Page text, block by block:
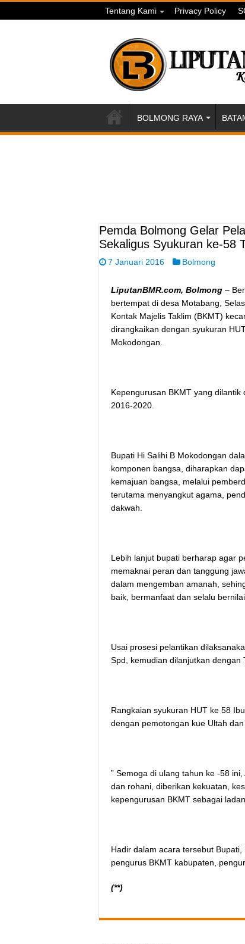
Tentang Kami Privacy Policy
BOLMONG RAYA
Pemda Bolmong Gelar
Sekaligus Syukuran ke-58
7 Januari 2016 Bolmong
LiputanBMR.com, Bolmong –
bertempat di desa Motabang,
Kontak Majelis Taklim (BKMT)
dirangkaikan dengan syukuran
Mokodongan.
Kepengurusan BKMT yang
2016-2020.
Bupati Hi Salihi B Mokodongan
komponen bangsa, diharapkan
kemajuan bangsa, melalui
terutama menyangkut agama,
dakwah.
Lebih lanjut bupati berharap agar
memaknai peran dan tanggung
dalam mengemban amanah,
baik, bermanfaat dan selalu
Usai prosesi pelantikan
Spd, kemudian dilanjutkan dengan
Rangkaian syukuran HUT ke 58
dengan pemotongan kue Ultah
” Semoga di ulang tahun ke -58
dan rohani, diberikan kekuatan,
kepengurusan BKMT sebagai
Hadir dalam acara tersebut
pengurus BKMT kabupaten,
(**)